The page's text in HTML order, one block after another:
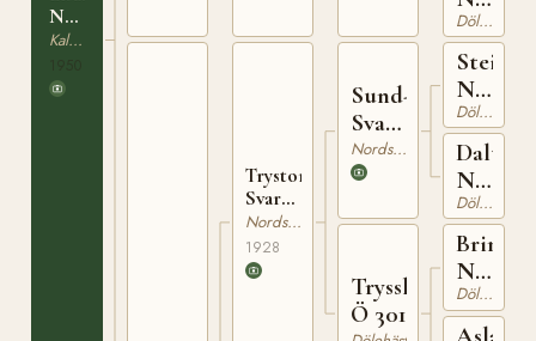
NT
31Kallblodig Travare
Trystorps-
Svarten
736
Nordsvensk Brukshäst
1928
Sund-
Svarten
700 Nordsvensk Brukshäst
Trysshoppe
Ö 301
724Dölehäst
N
833
Dölehäst
N
8237
Dölehäst
Brimin
N
825Dölehäst